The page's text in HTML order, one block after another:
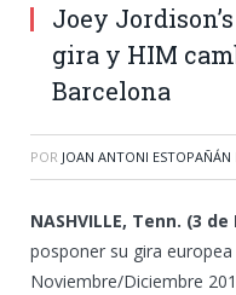
Joey
gira y HIM
Barcelona
POR JOAN ANTONI ESTOPAÑÁN
NASHVILLE, Tenn. (3
posponer su gira
Noviembre/Diciembre